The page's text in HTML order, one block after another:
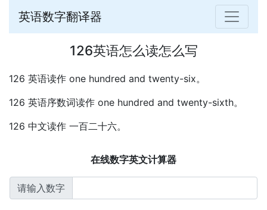
英语数字翻译器
126英语怎么读怎么写
126 英语读作 one hundred and twenty-six。
126 英语序数词读作 one hundred and twenty-sixth。
126 中文读作 一百二十六。
在线数字英文计算器
请输入数字